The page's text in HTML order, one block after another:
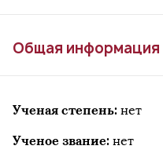
Общая информация
Ученая степень: нет
Ученое звание: нет